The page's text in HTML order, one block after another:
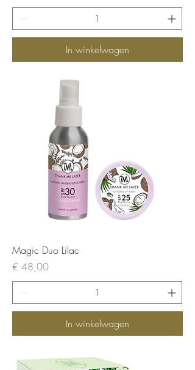
In winkelwagen
Magic Duo Lilac
Prijs
€ 48,00
In winkelwagen